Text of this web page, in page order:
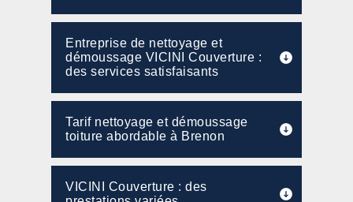
Entreprise de nettoyage et
démoussage VICINI Couverture :
des services satisfaisants
Tarif nettoyage et démoussage
toiture abordable à Brenon
VICINI Couverture : des